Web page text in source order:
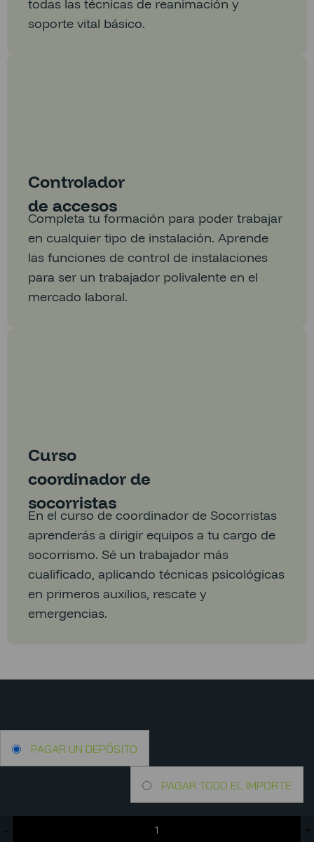
todas las técnicas de reanimación y
soporte vital básico.
Controlador
de accesos
Completa tu formación para poder trabajar
en cualquier tipo de instalación. Aprende
las funciones de control de instalaciones
para ser un trabajador polivalente en el
mercado laboral.
Curso
coordinador de
socorristas
En el curso de coordinador de Socorristas
aprenderás a dirigir equipos a tu cargo de
socorrismo. Sé un trabajador más
cualificado, aplicando técnicas psicológicas
en primeros auxilios, rescate y
emergencias.
PAGAR UN DEPÓSITO
PAGAR TODO EL IMPORTE
- +